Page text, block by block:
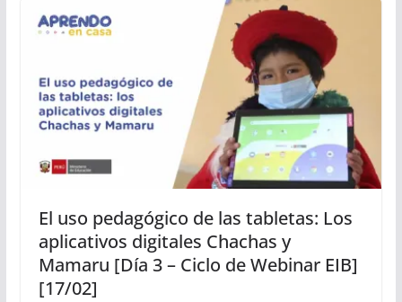
El uso pedagógico de las tabletas: Los
aplicativos digitales Chachas y
Mamaru [Día 3 – Ciclo de Webinar EIB]
[17/02]